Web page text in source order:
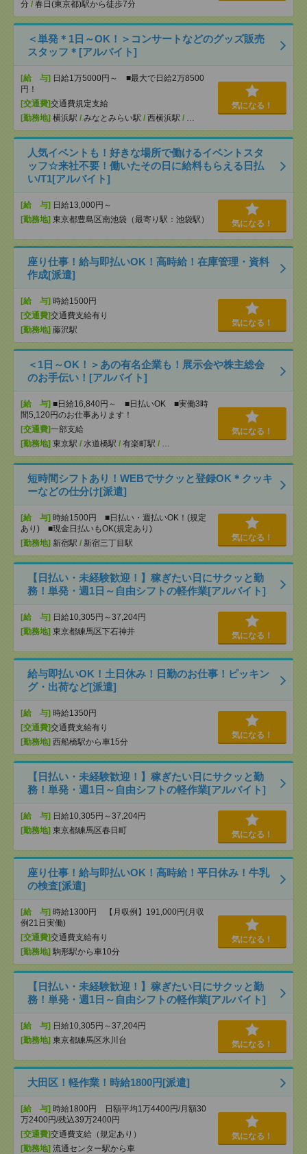
分 / 春日(東京都)駅から徒歩7分
＜単発＊1日～OK！＞コンサートなどのグッズ販売
スタッフ＊[アルバイト]
[給 与] 日給1万5000円～ ■最大で日給2万8500
円！
[交通費]交通費規定支給
[勤務地] 横浜駅 / みなとみらい駅 / 西横浜駅 / …
気になる！
人気イベントも！好きな場所で働けるイベントスタ
ッフ☆来社不要！働いたその日に給料もらえる日払
い/T1[アルバイト]
[給 与] 日給13,000円～
[勤務地] 東京都豊島区南池袋（最寄り駅：池袋駅） 気になる！
座り仕事！給与即払いOK！高時給！在庫管理・資料
作成[派遣]
[給 与] 時給1500円
[交通費]交通費支給有り
[勤務地] 藤沢駅
気になる！
＜1日～OK！＞あの有名企業も！展示会や株主総会
のお手伝い！[アルバイト]
[給 与] ■日給16,840円～ ■日払いOK ■実働3時
間5,120円のお仕事あります！
[交通費]一部支給
[勤務地] 東京駅 / 水道橋駅 / 有楽町駅 / …
気になる！
短時間シフトあり！WEBでサクッと登録OK＊クッキ
ーなどの仕分け[派遣]
[給 与] 時給1500円 ■日払い・週払いOK！(規定
あり) ■現金日払いもOK(規定あり)
[勤務地] 新宿駅 / 新宿三丁目駅
気になる！
【日払い・未経験歓迎！】稼ぎたい日にサクッと勤
務！単発・週1日～自由シフトの軽作業[アルバイト]
[給 与] 日給10,305円～37,204円
[勤務地] 東京都練馬区下石神井 気になる！
給与即払いOK！土日休み！日勤のお仕事！ピッキン
グ・出荷など[派遣]
[給 与] 時給1350円
[交通費]交通費支給有り
[勤務地] 西船橋駅から車15分
気になる！
【日払い・未経験歓迎！】稼ぎたい日にサクッと勤
務！単発・週1日～自由シフトの軽作業[アルバイト]
[給 与] 日給10,305円～37,204円
[勤務地] 東京都練馬区春日町 気になる！
座り仕事！給与即払いOK！高時給！平日休み！牛乳
の検査[派遣]
[給 与] 時給1300円 【月収例】191,000円(月収
例21日実働)
[交通費]交通費支給有り
[勤務地] 駒形駅から車10分
気になる！
【日払い・未経験歓迎！】稼ぎたい日にサクッと勤
務！単発・週1日～自由シフトの軽作業[アルバイト]
[給 与] 日給10,305円～37,204円
[勤務地] 東京都練馬区氷川台 気になる！
大田区！軽作業！時給1800円[派遣]
[給 与] 時給1800円 日額平均1万4400円/月額30
万2400円/残込39万2400円
[交通費]交通費支給（規定あり）
[勤務地] 流通センター駅から車
気になる！